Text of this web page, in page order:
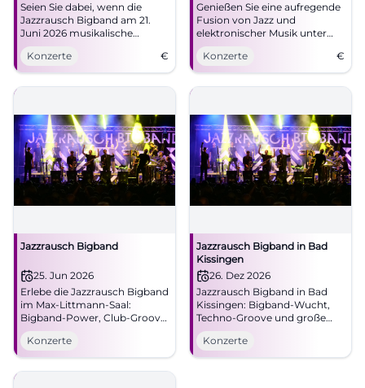
Seien Sie dabei, wenn die
Jazzrausch Bigband am 21.
Juni 2026 musikalische
Grenzen sprengt und Jazz mit
Elektro vermischt.
Konzerte €
Genießen Sie eine aufregende
Fusion von Jazz und
elektronischer Musik unter
freiem Himmel im Tierpark
Dessau. Ein Muss für
Musikliebhaber!
Konzerte €
Jazzrausch Bigband
25. Jun 2026
Erlebe die Jazzrausch Bigband
im Max-Littmann-Saal:
Bigband-Power, Club-Groove,
packende Soli. Do.,
25.06.2026, 19:30 Uhr.
Intensives Live-Erlebnis – jetzt
Tickets sichern.
Konzerte
Jazzrausch Bigband in Bad
Kissingen
26. Dez 2026
Jazzrausch Bigband in Bad
Kissingen: Bigband-Wucht,
Techno-Groove und große
Live-Atmosphäre im
Regentenbau. Ein Abend
voller Energie! #Jazzrausch
Konzerte